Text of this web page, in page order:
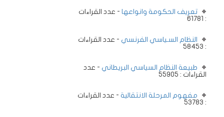
تعريف الحكومة وانواعها - عدد القراءات
: 61781
النظام السـياسي الفرنسي - عدد القراءات
: 58453
طبيعة النظام السياسي البريطاني - عدد
القراءات : 55905
مفهوم المرحلة الانتقالية - عدد القراءات
: 53783